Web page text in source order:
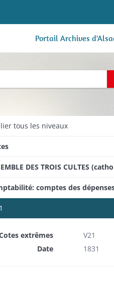
Portail Archives
tous les niveaux
DES TROIS CULTES
comptes des
extrêmes
V21
Date
1831